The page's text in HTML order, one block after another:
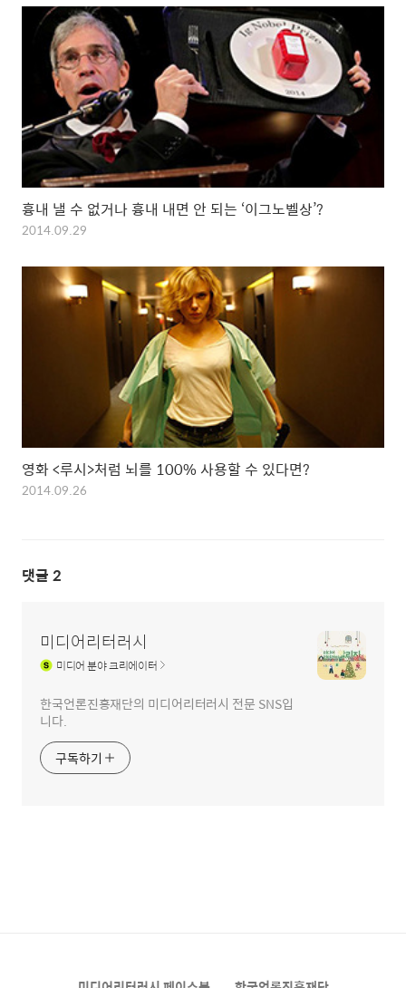
흉내 낼 수 없거나 흉내 내면 안 되는 ‘이그노벨상’?
2014.09.29
영화 <루시>처럼 뇌를 100% 사용할 수 있다면?
2014.09.26
댓글 2
미디어리터러시
미디어분야 크리에이터
한국언론진흥재단의 미디어리터러시 전문 SNS입
니다.
구독하기